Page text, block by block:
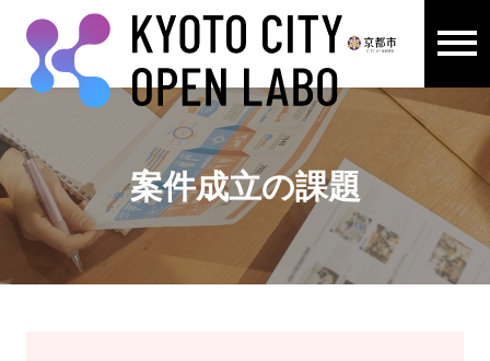
ここから本文です。
案件成立の課題